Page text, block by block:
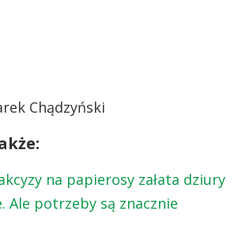
Chądzyński
na papierosy załata dziury
Ale potrzeby są znacznie